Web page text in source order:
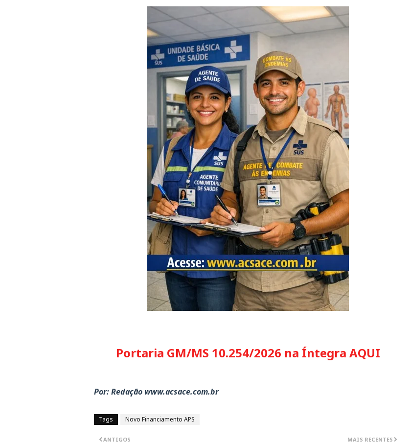
Portaria GM/MS 10.254/2026 na Íntegra AQUI
Por: Redação www.acsace.com.br
Tags Novo Financiamento APS
MAIS RECENTES
ANTIGOS